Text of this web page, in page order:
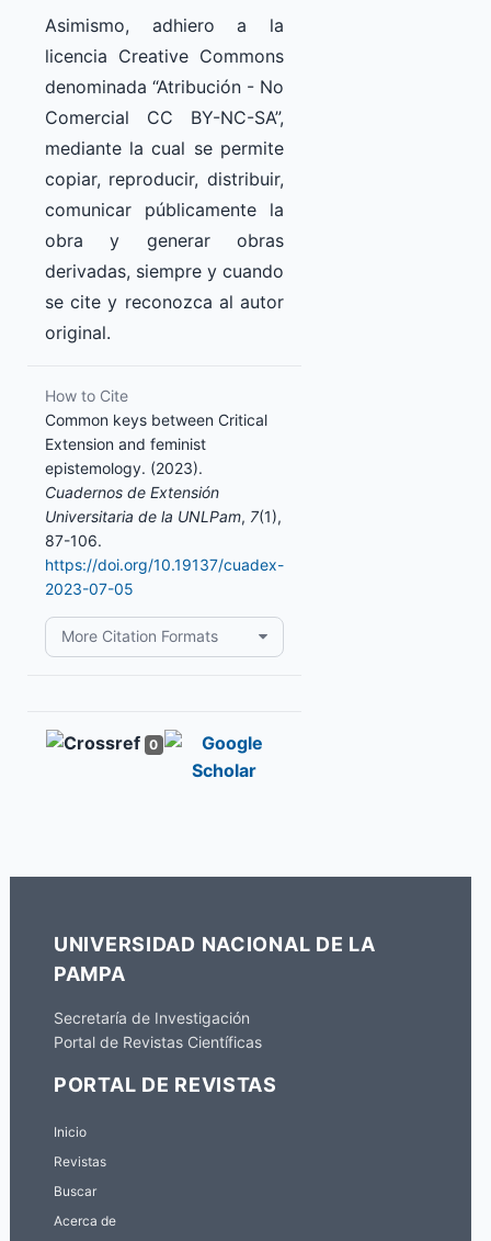
Asimismo, adhiero a la
licencia Creative Commons
denominada “Atribución - No
Comercial CC BY-NC-SA”,
mediante la cual se permite
copiar, reproducir, distribuir,
comunicar públicamente la
obra y generar obras
derivadas, siempre y cuando
se cite y reconozca al autor
original.
How to Cite
Common keys between Critical
Extension and feminist
epistemology. (2023).
Cuadernos de Extensión
Universitaria de la UNLPam, 7(1),
87-106.
https://doi.org/10.19137/cuadex-
2023-07-05
More Citation Formats
0
UNIVERSIDAD NACIONAL DE LA
PAMPA
Secretaría de Investigación
Portal de Revistas Científicas
PORTAL DE REVISTAS
Inicio
Revistas
Buscar
Acerca de